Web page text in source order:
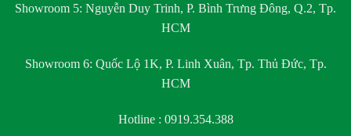
Showroom 5: Nguyễn Duy Trinh, P. Bình Trưng Đông, Q.2, Tp.
HCM
Showroom 6: Quốc Lộ 1K, P. Linh Xuân, Tp. Thủ Đức, Tp.
HCM
Hotline : 0919.354.388